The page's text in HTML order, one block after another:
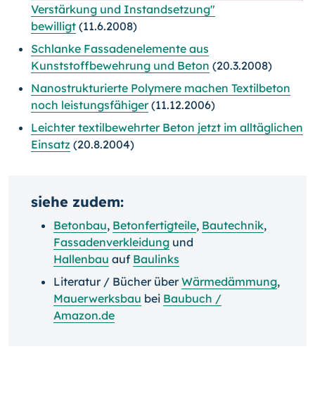
Verstärkung und Instandsetzung"
bewilligt (11.6.2008)
Schlanke Fassadenelemente aus
Kunststoffbewehrung und Beton (20.3.2008)
Nanostrukturierte Polymere machen Textilbeton
noch leistungsfähiger(11.12.2006)
Leichter textilbewehrter Beton jetzt im alltäglichen
Einsatz (20.8.2004)
siehe zudem:
Betonbau, Betonfertigteile, Bautechnik,
Fassadenverkleidung und
Hallenbau auf Baulinks
Literatur / Bücher überWärmedämmung,
Mauerwerksbau bei Baubuch /
Amazon.de